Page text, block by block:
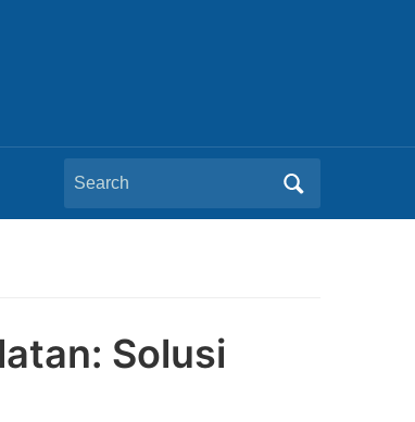
Search
for:
Solusi